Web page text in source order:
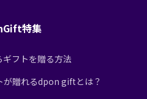
特集
フトを贈る方法
が贈れるdpon giftとは？